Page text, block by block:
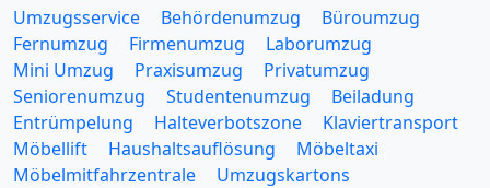
Umzugsservice Behördenumzug
Büroumzug
Fernumzug
Firmenumzug
Laborumzug
Mini Umzug
Praxisumzug
Privatumzug
Seniorenumzug
Studentenumzug
Beiladung
Entrümpelung
Halteverbotszone
Klaviertransport
Möbellift
Haushaltsauflösung
Möbeltaxi
Möbelmitfahrzentrale
Umzugskartons